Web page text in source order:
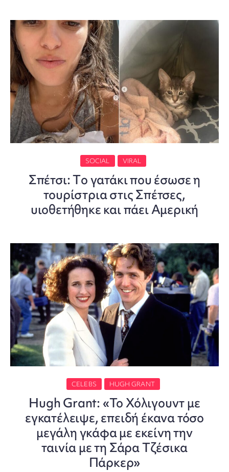
SOCIAL VIRAL
Σπέτσι: Tο γατάκι που έσωσε η
τουρίστρια στις Σπέτσες,
υιοθετήθηκε και πάει Αμερική
CELEBS HUGH GRANT
Hugh Grant: «Το Χόλιγουντ με
εγκατέλειψε, επειδή έκανα τόσο
μεγάλη γκάφα με εκείνη την
ταινία με τη Σάρα Τζέσικα
Πάρκερ»